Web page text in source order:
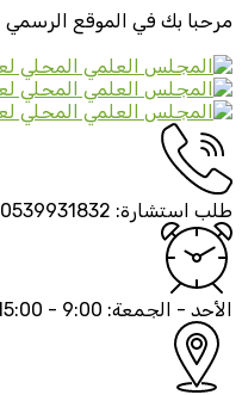
مرحبا بك في الموقع الرسمي
طلب استشارة: 0539931832
الأحد - الجمعة: 9:00 - 15:00